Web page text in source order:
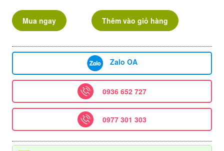
Mua ngay Thêm vào giỏ hàng
Zalo OA
0936 652 727
0977 301 303